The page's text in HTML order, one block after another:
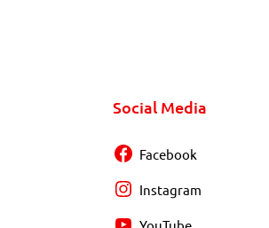
Social Media
Facebook
Instagram
YouTube